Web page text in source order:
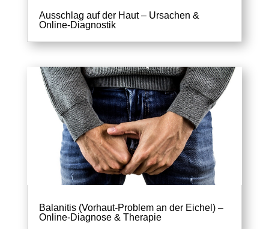
Ausschlag auf der Haut – Ursachen &
Online-Diagnostik
Balanitis (Vorhaut-Problem an der Eichel) –
Online-Diagnose & Therapie